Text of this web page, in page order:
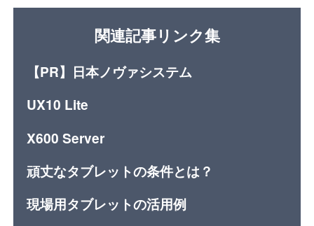
関連記事リンク集
【PR】日本ノヴァシステム
UX10 Lite
X600 Server
頑丈なタブレットの条件とは？
現場用タブレットの活用例